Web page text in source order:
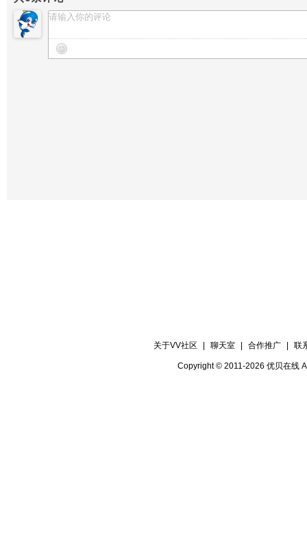
关于VV社区 聊天室 合作推广 联
Copyright © 2011-2026 优贝在线